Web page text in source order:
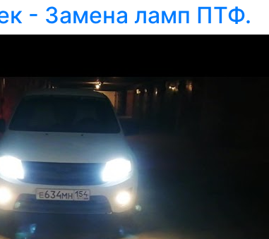
- Замена ламп ПТФ.